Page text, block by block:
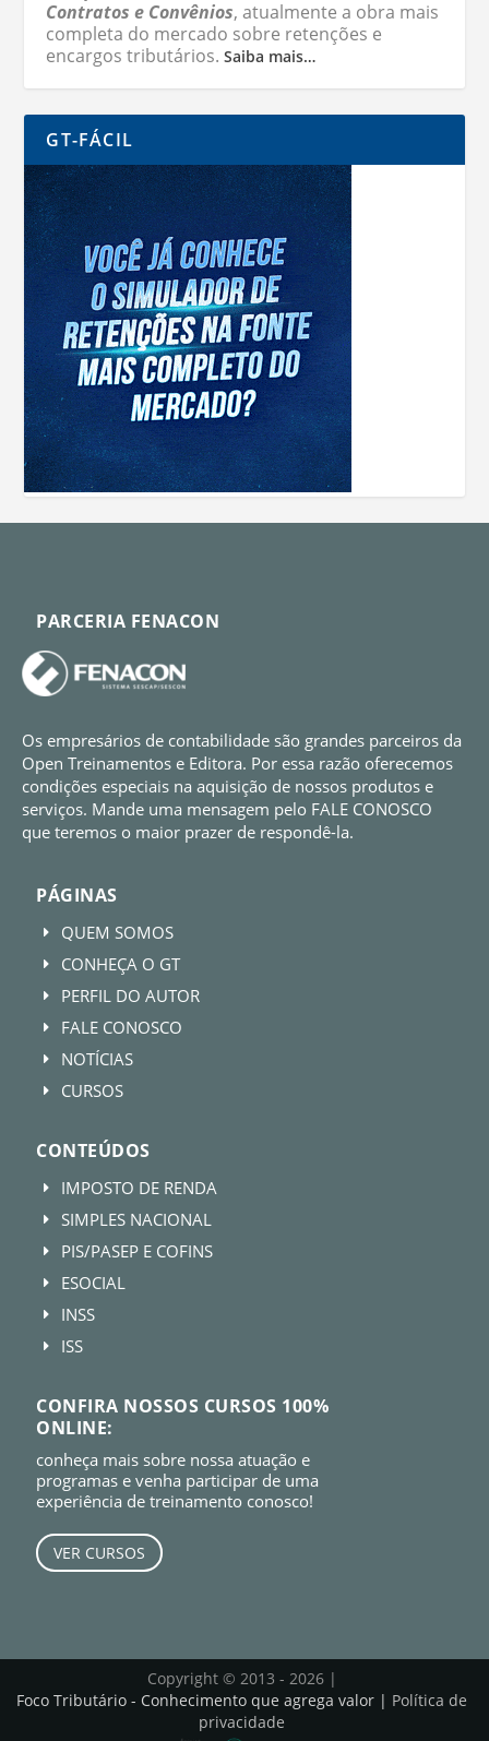
Contratos e Convênios, atualmente a obra mais
completa do mercado sobre retenções e
encargos tributários.Saiba mais…
GT-FÁCIL
PARCERIA FENACON
Os empresários de contabilidade são grandes parceiros da
Open Treinamentos e Editora. Por essa razão oferecemos
condições especiais na aquisição de nossos produtos e
serviços. Mande uma mensagem pelo FALE CONOSCO
que teremos o maior prazer de respondê-la.
PÁGINAS
E QUEM SOMOS
E CONHEÇA O GT
E PERFIL DO AUTOR
E FALE CONOSCO
E NOTÍCIAS
E CURSOS
CONTEÚDOS
E IMPOSTO DE RENDA
E SIMPLES NACIONAL
E PIS/PASEP E COFINS
E ESOCIAL
E INSS
E ISS
CONFIRA NOSSOS CURSOS 100%
ONLINE:
conheça mais sobre nossa atuação e
programas e venha participar de uma
experiência de treinamento conosco!
VER CURSOS
Copyright © 2013 - 2026 |
Foco Tributário - Conhecimento que agrega valor | Política de
privacidade